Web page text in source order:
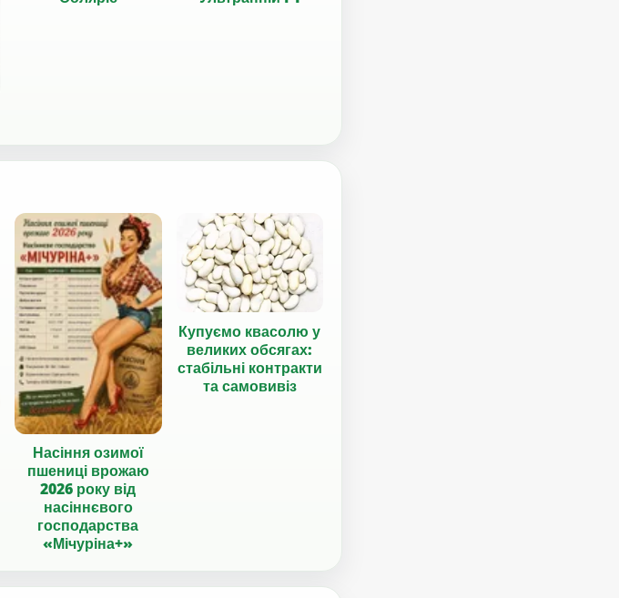
Насіння озимої
пшениці врожаю
2026 року від
насіннєвого
господарства
«Мічуріна+»
Купуємо квасолю у
великих обсягах:
стабільні контракти
та самовивіз